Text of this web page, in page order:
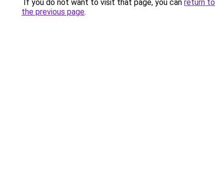
If you do not want to visit that page, you can return to
the previous page.